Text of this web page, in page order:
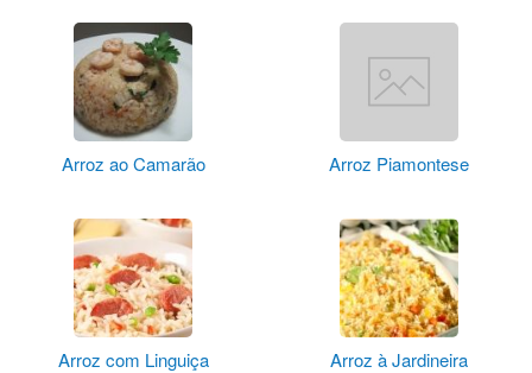
Arroz ao Camarão Arroz Piamontese
Arroz com Linguiça Arroz à Jardineira